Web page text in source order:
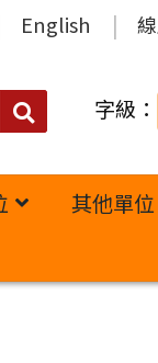
English
搜
字級：
其他單位